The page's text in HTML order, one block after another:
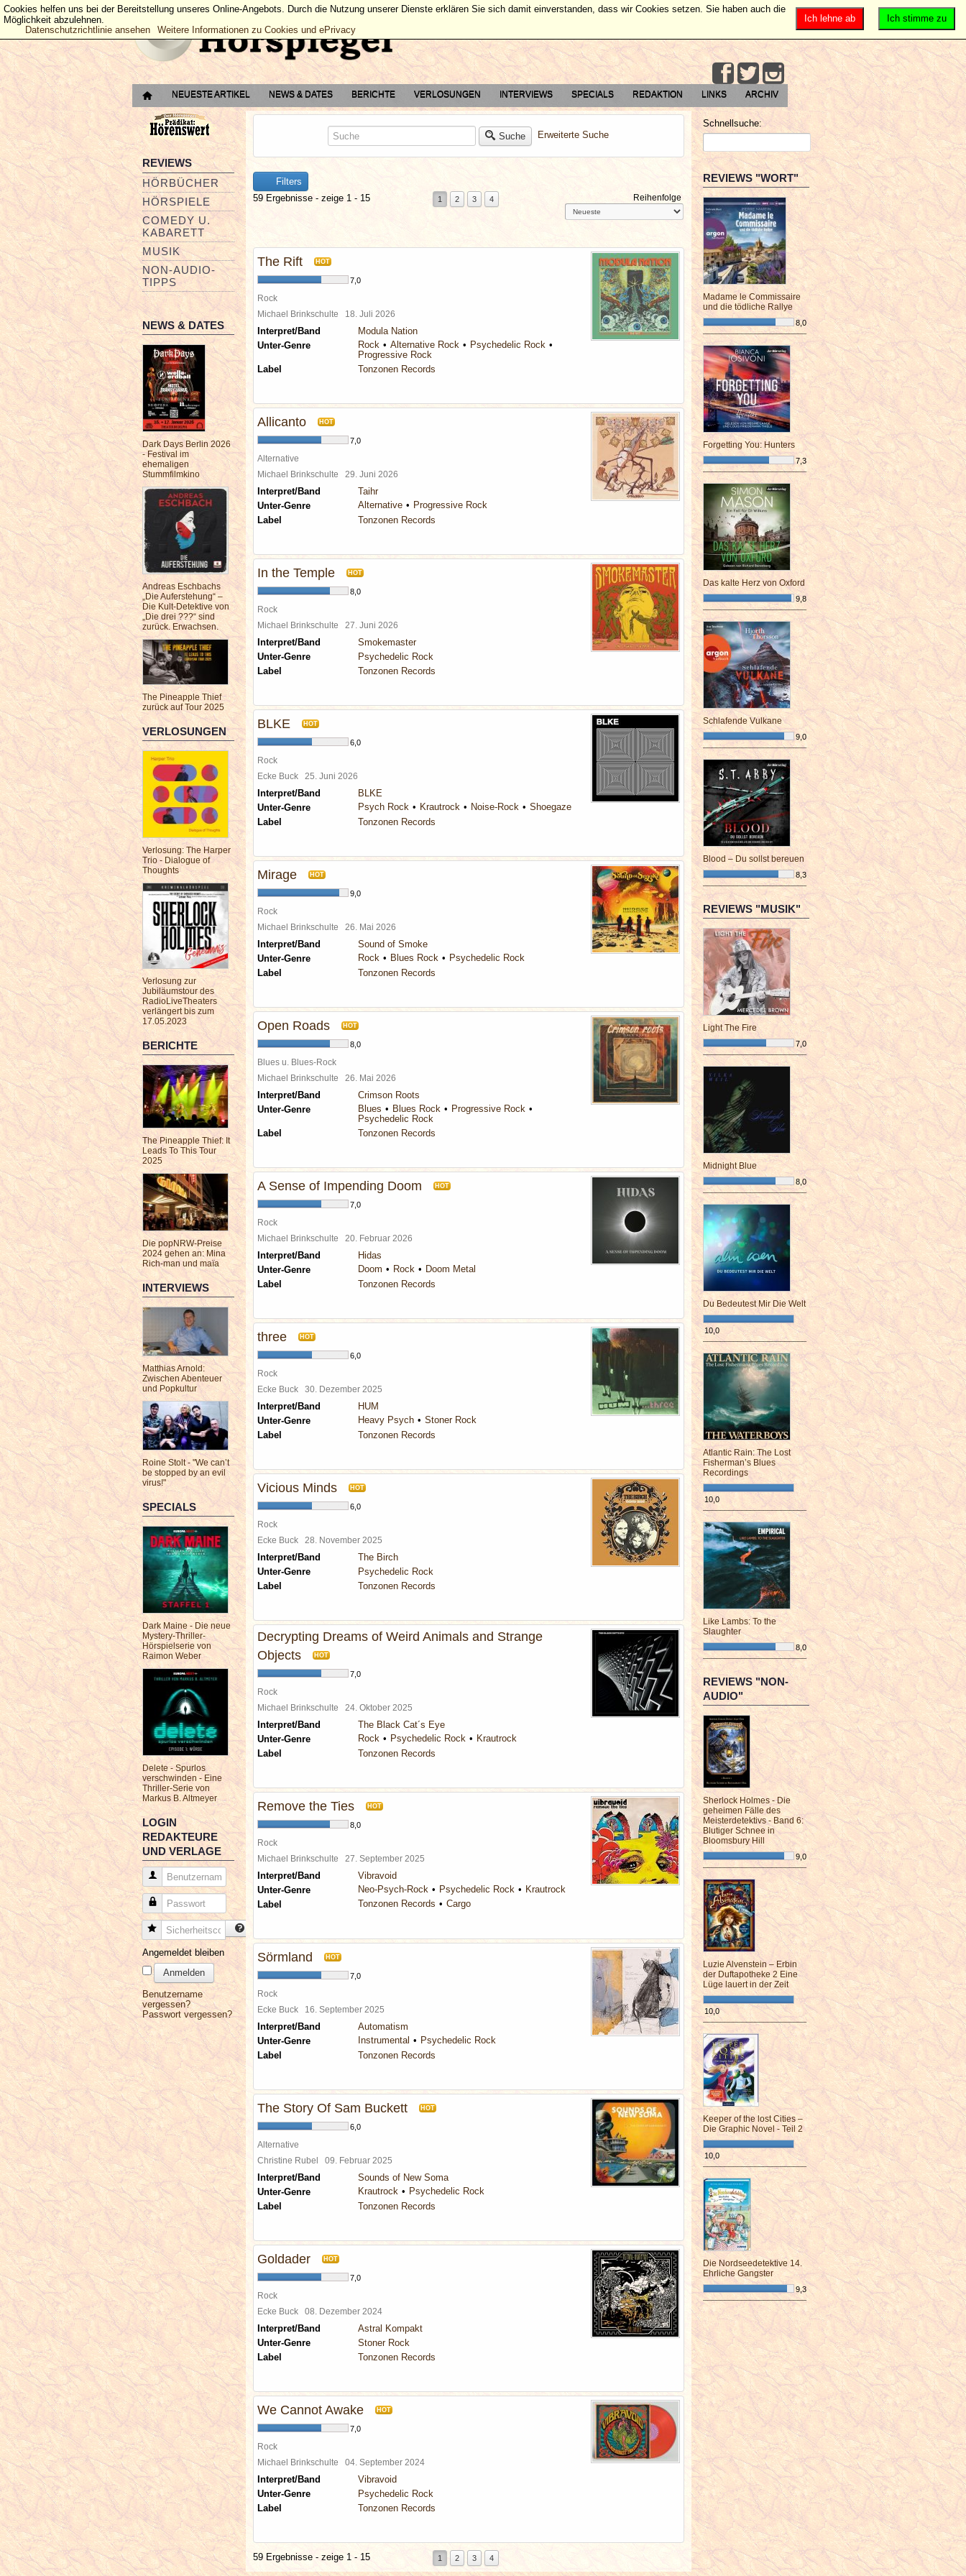
NEUESTE ARTIKEL NEWS & DATES BERICHTE VERLOSUNGEN INTERVIEWS SPECIALS REDAKTION LINKS ARCHIV
REVIEWS
HÖRBÜCHER
HÖRSPIELE
COMEDY U.
KABARETT
MUSIK
NON-AUDIO-
TIPPS
NEWS & DATES
Dark Days Berlin 2026
- Festival im
ehemaligen
Stummfilmkino
Andreas Eschbachs
„Die Auferstehung“ –
Die Kult-Detektive von
„Die drei ???“ sind
zurück. Erwachsen.
The Pineapple Thief
zurück auf Tour 2025
VERLOSUNGEN
Verlosung: The Harper
Trio - Dialogue of
Thoughts
Verlosung zur
Jubiläumstour des
RadioLiveTheaters
verlängert bis zum
17.05.2023
BERICHTE
The Pineapple Thief: It
Leads To This Tour
2025
Die popNRW-Preise
2024 gehen an: Mina
Rich-man und maïa
INTERVIEWS
Matthias Arnold:
Zwischen Abenteuer
und Popkultur
Roine Stolt - "We can’t
be stopped by an evil
virus!"
SPECIALS
Dark Maine - Die neue
Mystery-Thriller-
Hörspielserie von
Raimon Weber
Delete - Spurlos
verschwinden - Eine
Thriller-Serie von
Markus B. Altmeyer
LOGIN
REDAKTEURE
UND VERLAGE
Benutzername
Passwort
Sicherheitscode
Angemeldet bleiben
Anmelden
Benutzername
vergessen?
Passwort vergessen?
Suche Erweiterte Suche
Filters
59 Ergebnisse - zeige 1 - 15
1 2 3 4 Reihenfolge
The Rift HOT
7,0
Rock
Michael Brinkschulte 18. Juli 2026
Interpret/Band
Modula Nation
Unter-Genre
Rock Alternative Rock
Psychedelic Rock
Progressive Rock
Label
Tonzonen Records
Allicanto HOT
7,0
Alternative
Michael Brinkschulte 29. Juni 2026
Interpret/Band
Taihr
Unter-Genre
Alternative
Progressive Rock
Label
Tonzonen Records
In the Temple HOT
8,0
Rock
Michael Brinkschulte 27. Juni 2026
Interpret/Band
Smokemaster
Unter-Genre
Psychedelic Rock
Label
Tonzonen Records
BLKE HOT
6,0
Rock
Ecke Buck 25. Juni 2026
Interpret/Band
BLKE
Unter-Genre
Psych Rock Krautrock Noise-Rock
Shoegaze
Label
Tonzonen Records
Mirage HOT
9,0
Rock
Michael Brinkschulte 26. Mai 2026
Interpret/Band
Sound of Smoke
Unter-Genre
Rock Blues Rock
Psychedelic Rock
Label
Tonzonen Records
Open Roads HOT
8,0
Blues u. Blues-Rock
Michael Brinkschulte 26. Mai 2026
Interpret/Band
Crimson Roots
Unter-Genre
Blues Blues Rock
Progressive Rock
Psychedelic Rock
Label
Tonzonen Records
A Sense of Impending Doom HOT
7,0
Rock
Michael Brinkschulte 20. Februar 2026
Interpret/Band
Hidas
Unter-Genre
Doom Rock
Doom Metal
Label
Tonzonen Records
three HOT
6,0
Rock
Ecke Buck 30. Dezember 2025
Interpret/Band
HUM
Unter-Genre
Heavy Psych
Stoner Rock
Label
Tonzonen Records
Vicious Minds HOT
6,0
Rock
Ecke Buck 28. November 2025
Interpret/Band
The Birch
Unter-Genre
Psychedelic Rock
Label
Tonzonen Records
Decrypting Dreams of Weird Animals and Strange
Objects
HOT
7,0
Rock
Michael Brinkschulte 24. Oktober 2025
Interpret/Band
The Black Cat´s Eye
Unter-Genre
Rock Psychedelic Rock
Krautrock
Label
Tonzonen Records
Remove the Ties HOT
8,0
Rock
Michael Brinkschulte 27. September 2025
Interpret/Band
Vibravoid
Unter-Genre
Neo-Psych-Rock Psychedelic Rock
Krautrock
Label
Tonzonen Records Cargo
Sörmland HOT
7,0
Rock
Ecke Buck 16. September 2025
Interpret/Band
Automatism
Unter-Genre
Instrumental
Psychedelic Rock
Label
Tonzonen Records
The Story Of Sam Buckett HOT
6,0
Alternative
Christine Rubel 09. Februar 2025
Interpret/Band
Sounds of New Soma
Unter-Genre
Krautrock
Psychedelic Rock
Label
Tonzonen Records
Goldader HOT
7,0
Rock
Ecke Buck 08. Dezember 2024
Interpret/Band
Astral Kompakt
Unter-Genre
Stoner Rock
Label
Tonzonen Records
We Cannot Awake HOT
7,0
Rock
Michael Brinkschulte 04. September 2024
Interpret/Band
Vibravoid
Unter-Genre
Psychedelic Rock
Label
Tonzonen Records
59 Ergebnisse - zeige 1 - 15 1 2 3 4
Schnellsuche:
REVIEWS "WORT"
Madame le Commissaire
und die tödliche Rallye
8,0
¯¯¯¯¯¯¯¯¯¯¯¯¯¯¯¯¯¯¯¯¯¯¯¯
Forgetting You: Hunters
7,3
¯¯¯¯¯¯¯¯¯¯¯¯¯¯¯¯¯¯¯¯¯¯¯¯
Das kalte Herz von Oxford
9,8
¯¯¯¯¯¯¯¯¯¯¯¯¯¯¯¯¯¯¯¯¯¯¯¯
Schlafende Vulkane
9,0
¯¯¯¯¯¯¯¯¯¯¯¯¯¯¯¯¯¯¯¯¯¯¯¯
Blood – Du sollst bereuen
8,3
¯¯¯¯¯¯¯¯¯¯¯¯¯¯¯¯¯¯¯¯¯¯¯¯
REVIEWS "MUSIK"
Light The Fire
7,0
¯¯¯¯¯¯¯¯¯¯¯¯¯¯¯¯¯¯¯¯¯¯¯¯
Midnight Blue
8,0
¯¯¯¯¯¯¯¯¯¯¯¯¯¯¯¯¯¯¯¯¯¯¯¯
Du Bedeutest Mir Die Welt
10,0
¯¯¯¯¯¯¯¯¯¯¯¯¯¯¯¯¯¯¯¯¯¯¯¯
Atlantic Rain: The Lost
Fisherman’s Blues
Recordings
10,0
¯¯¯¯¯¯¯¯¯¯¯¯¯¯¯¯¯¯¯¯¯¯¯¯
Like Lambs: To the
Slaughter
8,0
¯¯¯¯¯¯¯¯¯¯¯¯¯¯¯¯¯¯¯¯¯¯¯¯
REVIEWS "NON-
AUDIO"
Sherlock Holmes - Die
geheimen Fälle des
Meisterdetektivs - Band 6:
Blutiger Schnee in
Bloomsbury Hill
9,0
¯¯¯¯¯¯¯¯¯¯¯¯¯¯¯¯¯¯¯¯¯¯¯¯
Luzie Alvenstein – Erbin
der Duftapotheke 2 Eine
Lüge lauert in der Zeit
10,0
¯¯¯¯¯¯¯¯¯¯¯¯¯¯¯¯¯¯¯¯¯¯¯¯
Keeper of the lost Cities –
Die Graphic Novel - Teil 2
10,0
¯¯¯¯¯¯¯¯¯¯¯¯¯¯¯¯¯¯¯¯¯¯¯¯
Die Nordseedetektive 14.
Ehrliche Gangster
9,3
¯¯¯¯¯¯¯¯¯¯¯¯¯¯¯¯¯¯¯¯¯¯¯¯
Ich stimme zu
Ich lehne ab
Cookies helfen uns bei der Bereitstellung unseres Online-Angebots. Durch die Nutzung unserer Dienste erklären Sie sich damit einverstanden, dass wir Cookies setzen. Sie haben auch die
Möglichkeit abzulehnen.
Datenschutzrichtlinie ansehen
Weitere Informationen zu Cookies und ePrivacy